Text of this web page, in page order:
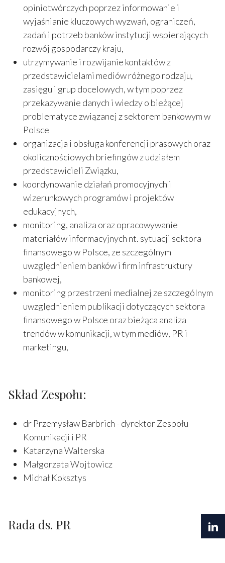
opiniotwórczych poprzez informowanie i
wyjaśnianie kluczowych wyzwań, ograniczeń,
zadań i potrzeb banków instytucji wspierających
rozwój gospodarczy kraju,
utrzymywanie i rozwijanie kontaktów z
przedstawicielami mediów różnego rodzaju,
zasięgu i grup docelowych, w tym poprzez
przekazywanie danych i wiedzy o bieżącej
problematyce związanej z sektorem bankowym w
Polsce
organizacja i obsługa konferencji prasowych oraz
okolicznościowych briefingów z udziałem
przedstawicieli Związku,
koordynowanie działań promocyjnych i
wizerunkowych programów i projektów
edukacyjnych,
monitoring, analiza oraz opracowywanie
materiałów informacyjnych nt. sytuacji sektora
finansowego w Polsce, ze szczególnym
uwzględnieniem banków i firm infrastruktury
bankowej,
monitoring przestrzeni medialnej ze szczególnym
uwzględnieniem publikacji dotyczących sektora
finansowego w Polsce oraz bieżąca analiza
trendów w komunikacji, w tym mediów, PR i
marketingu,
Skład Zespołu:
dr Przemysław Barbrich - dyrektor Zespołu
Komunikacji i PR
Katarzyna Walterska
Małgorzata Wojtowicz
Michał Koksztys
Rada ds. PR